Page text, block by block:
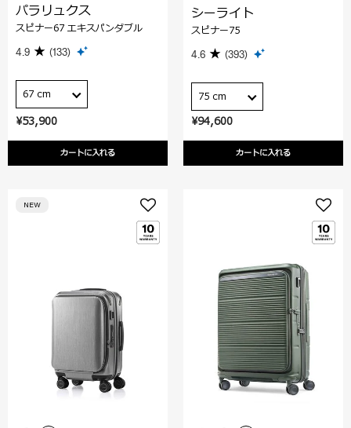
¥53,900
カートに入れる
パラリュクス
スピナー67 エキスパンダブル
4.9 (133)
67 cm
¥94,600
カートに入れる
シーライト
スピナー75
4.6 (393)
75 cm
NEW